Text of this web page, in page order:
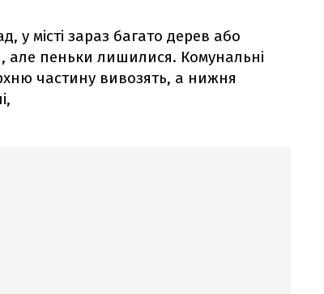
у місті зараз багато дерев або
але пеньки лишилися. Комунальні
частину вивозять, а нижня